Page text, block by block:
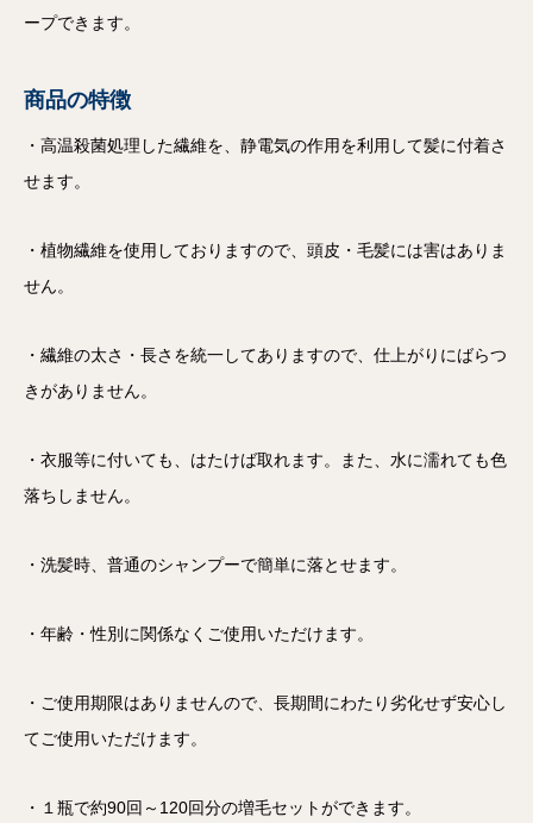
ープできます。
商品の特徴
・高温殺菌処理した繊維を、静電気の作用を利用して髪に付着さ
せます。
・植物繊維を使用しておりますので、頭皮・毛髪には害はありま
せん。
・繊維の太さ・長さを統一してありますので、仕上がりにばらつ
きがありません。
・衣服等に付いても、はたけば取れます。また、水に濡れても色
落ちしません。
・洗髪時、普通のシャンプーで簡単に落とせます。
・年齢・性別に関係なくご使用いただけます。
・ご使用期限はありませんので、長期間にわたり劣化せず安心し
てご使用いただけます。
・１瓶で約90回～120回分の増毛セットができます。